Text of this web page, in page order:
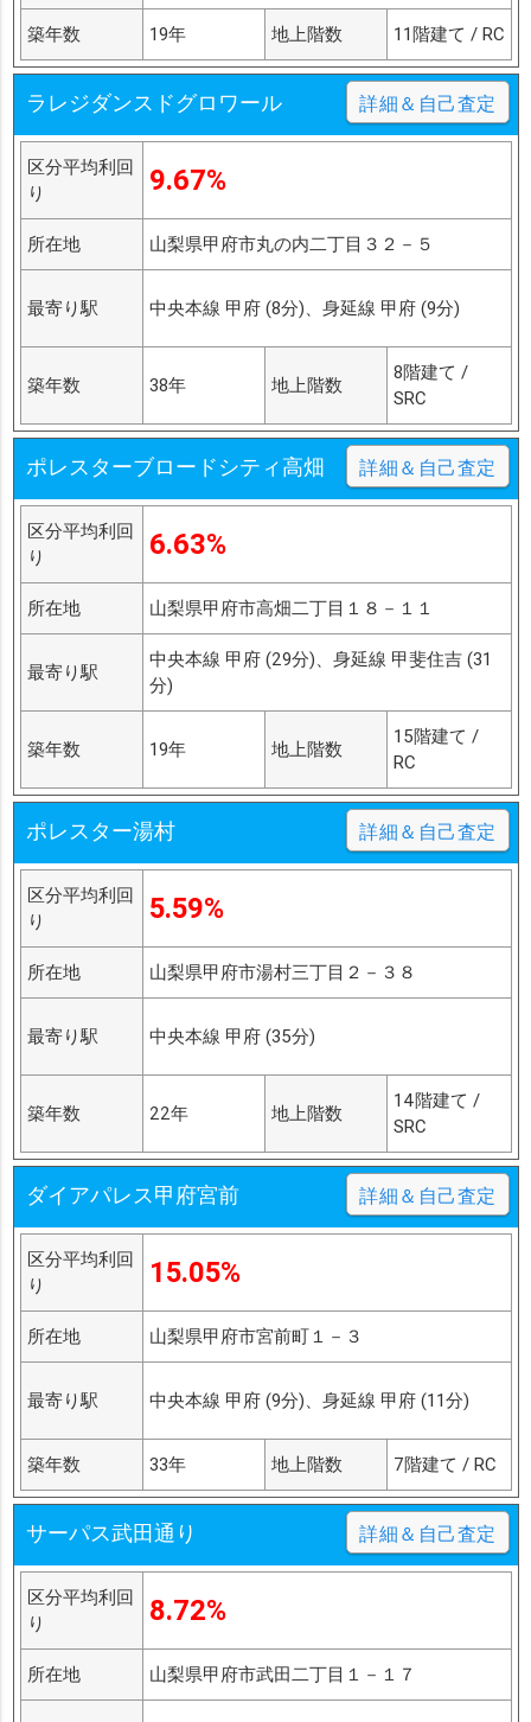
築年数 19年 地上階数 11階建て / RC
ラレジダンスドグロワール 詳細＆自己査定
区分平均利回
り
9.67%
所在地 山梨県甲府市丸の内二丁目３２－５
最寄り駅 中央本線 甲府 (8分)、身延線 甲府 (9分)
築年数 38年 地上階数
8階建て /
SRC
ポレスターブロードシティ高畑 詳細＆自己査定
区分平均利回
り
6.63%
所在地 山梨県甲府市高畑二丁目１８－１１
最寄り駅
中央本線 甲府 (29分)、身延線 甲斐住吉 (31
分)
築年数 19年 地上階数
15階建て /
RC
ポレスター湯村 詳細＆自己査定
区分平均利回
り
5.59%
所在地 山梨県甲府市湯村三丁目２－３８
最寄り駅 中央本線 甲府 (35分)
築年数 22年 地上階数
14階建て /
SRC
ダイアパレス甲府宮前 詳細＆自己査定
区分平均利回
り
15.05%
所在地 山梨県甲府市宮前町１－３
最寄り駅 中央本線 甲府 (9分)、身延線 甲府 (11分)
築年数 33年 地上階数 7階建て / RC
サーパス武田通り 詳細＆自己査定
区分平均利回
り
8.72%
所在地 山梨県甲府市武田二丁目１－１７